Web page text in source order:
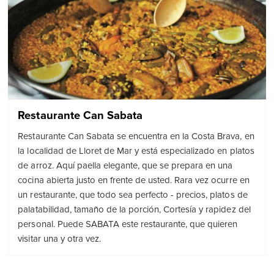
Restaurante Can Sabata
Restaurante Can Sabata se encuentra en la Costa Brava, en
la localidad de Lloret de Mar y está especializado en platos
de arroz. Aquí paella elegante, que se prepara en una
cocina abierta justo en frente de usted. Rara vez ocurre en
un restaurante, que todo sea perfecto - precios, platos de
palatabilidad, tamaño de la porción, Cortesía y rapidez del
personal. Puede SABATA este restaurante, que quieren
visitar una y otra vez.